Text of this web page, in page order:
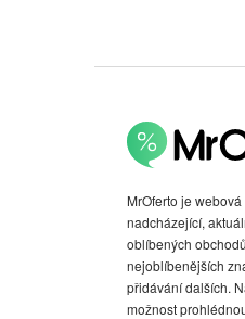
MrOferto je
nadcházející,
oblíbených
nejoblíbenějších
přidávání dalších.
možnost